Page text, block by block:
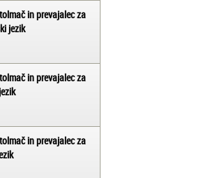
in prevajalec za
jezik
in prevajalec za
in prevajalec za